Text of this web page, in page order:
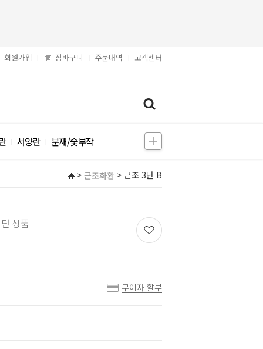
회원가입 장바구니 주문내역 고객센터
서양란 분재/숯부작
> 근조화환 > 근조 3단 B
상품
무이자 할부